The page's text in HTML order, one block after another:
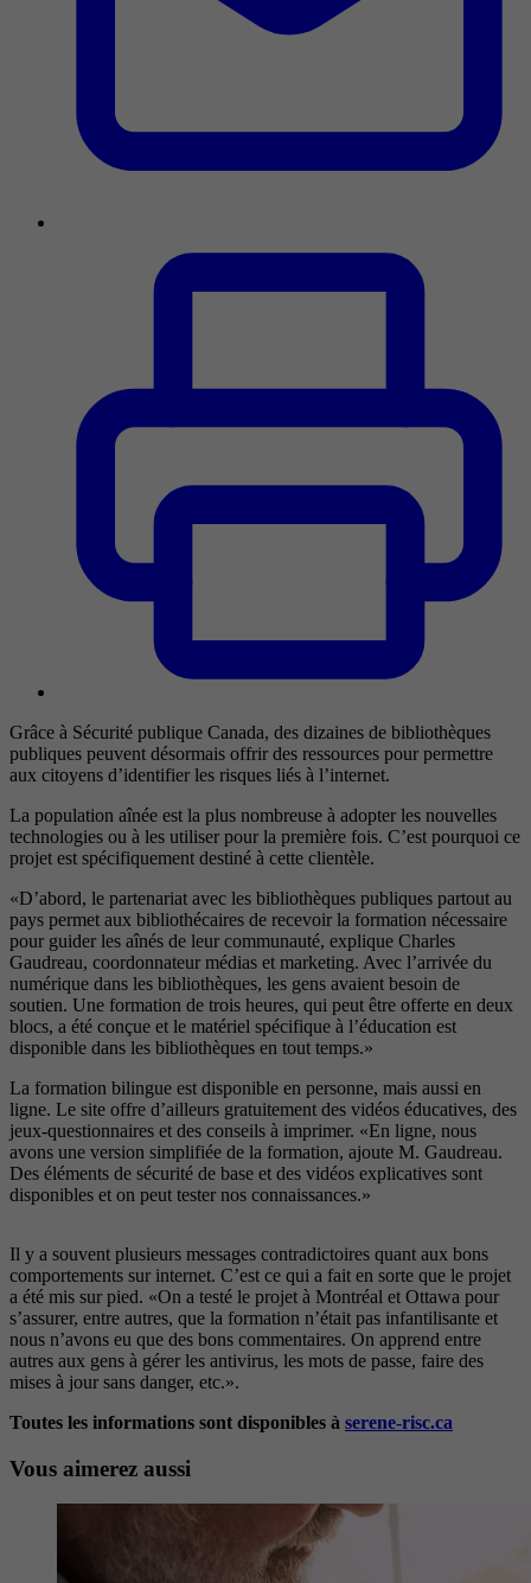
Grâce à Sécurité publique Canada, des dizaines de bibliothèques
publiques peuvent désormais offrir des ressources pour permettre
aux citoyens d’identifier les risques liés à l’internet.
La population aînée est la plus nombreuse à adopter les nouvelles
technologies ou à les utiliser pour la première fois. C’est pourquoi ce
projet est spécifiquement destiné à cette clientèle.
«D’abord, le partenariat avec les bibliothèques publiques partout au
pays permet aux bibliothécaires de recevoir la formation nécessaire
pour guider les aînés de leur communauté, explique Charles
Gaudreau, coordonnateur médias et marketing. Avec l’arrivée du
numérique dans les bibliothèques, les gens avaient besoin de
soutien. Une formation de trois heures, qui peut être offerte en deux
blocs, a été conçue et le matériel spécifique à l’éducation est
disponible dans les bibliothèques en tout temps.»
La formation bilingue est disponible en personne, mais aussi en
ligne. Le site offre d’ailleurs gratuitement des vidéos éducatives, des
jeux-questionnaires et des conseils à imprimer. «En ligne, nous
avons une version simplifiée de la formation, ajoute M. Gaudreau.
Des éléments de sécurité de base et des vidéos explicatives sont
disponibles et on peut tester nos connaissances.»
Il y a souvent plusieurs messages contradictoires quant aux bons
comportements sur internet. C’est ce qui a fait en sorte que le projet
a été mis sur pied. «On a testé le projet à Montréal et Ottawa pour
s’assurer, entre autres, que la formation n’était pas infantilisante et
nous n’avons eu que des bons commentaires. On apprend entre
autres aux gens à gérer les antivirus, les mots de passe, faire des
mises à jour sans danger, etc.».
Toutes les informations sont disponibles à serene-risc.ca
Vous aimerez aussi